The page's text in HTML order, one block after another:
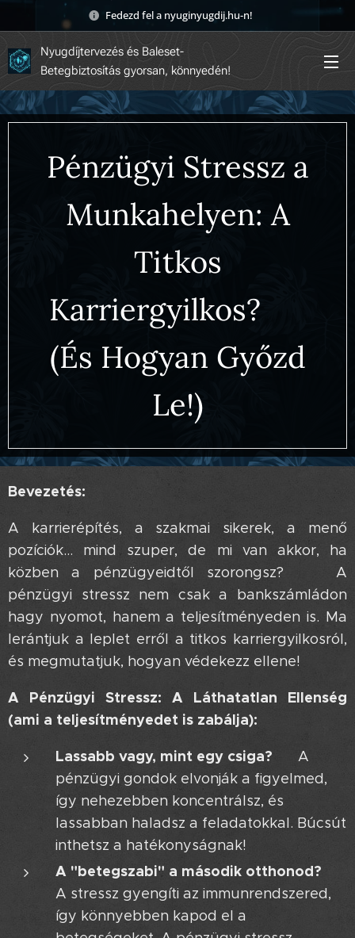
Fedezd fel a nyuginyugdij.hu-n! 🚀
Nyugdíjtervezés és Baleset-
Betegbiztosítás gyorsan, könnyedén!
Pénzügyi Stressz a
Munkahelyen: A
Titkos
Karriergyilkos? 🤯
(És Hogyan Győzd
Le!)
Bevezetés:
A karrierépítés, a szakmai sikerek, a menő
pozíciók… mind szuper, de mi van akkor, ha
közben a pénzügyeidtől szorongsz? 😥 A
pénzügyi stressz nem csak a bankszámládon
hagy nyomot, hanem a teljesítményeden is. Ma
lerántjuk a leplet erről a titkos karriergyilkosról,
és megmutatjuk, hogyan védekezz ellene! 😉
A Pénzügyi Stressz: A Láthatatlan Ellenség
(ami a teljesítményedet is zabálja):
Lassabb vagy, mint egy csiga? 🐌
A
pénzügyi gondok elvonják a figyelmed,
így nehezebben koncentrálsz, és
lassabban haladsz a feladatokkal. Búcsút
inthetsz a hatékonyságnak! 👋
A "betegszabi" a második otthonod? 🤒
A stressz gyengíti az immunrendszered,
így könnyebben kapod el a